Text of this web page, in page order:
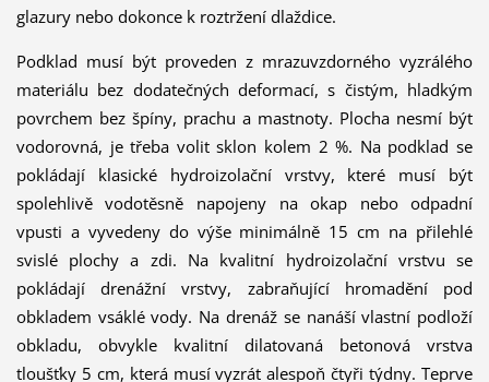
glazury nebo dokonce k roztržení dlaždice.
Podklad musí být proveden z mrazuvzdorného vyzrálého
materiálu bez dodatečných deformací, s čistým, hladkým
povrchem bez špíny, prachu a mastnoty. Plocha nesmí být
vodorovná, je třeba volit sklon kolem 2 %. Na podklad se
pokládají klasické hydroizolační vrstvy, které musí být
spolehlivě vodotěsně napojeny na okap nebo odpadní
vpusti a vyvedeny do výše minimálně 15 cm na přilehlé
svislé plochy a zdi. Na kvalitní hydroizolační vrstvu se
pokládají drenážní vrstvy, zabraňující hromadění pod
obkladem vsáklé vody. Na drenáž se nanáší vlastní podloží
obkladu, obvykle kvalitní dilatovaná betonová vrstva
tloušťky 5 cm, která musí vyzrát alespoň čtyři týdny. Teprve